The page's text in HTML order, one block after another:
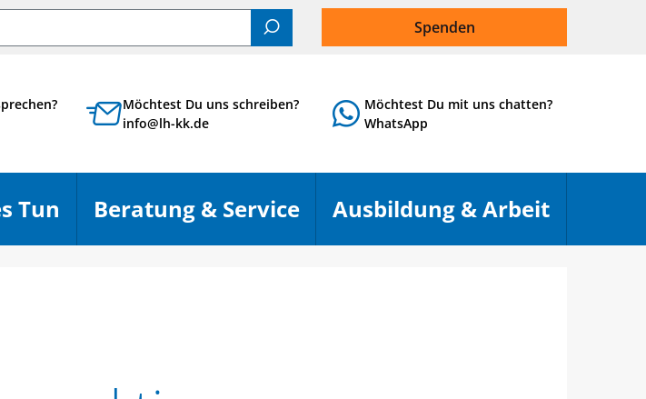
Suchen
Spenden
Möchtest Du uns schreiben?
info@lh-kk.de
Möchtest Du mit uns chatten?
WhatsApp
Tun
Menü öffnen
Beratung & Service
Menü öffnen
Ausbildung & Arbeit